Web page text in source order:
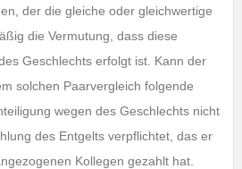
der die gleiche oder gleichwertige
die Vermutung, dass diese
Geschlechts erfolgt ist. Kann der
solchen Paarvergleich folgende
wegen des Geschlechts nicht
des Entgelts verpflichtet, das er
Kollegen gezahlt hat.